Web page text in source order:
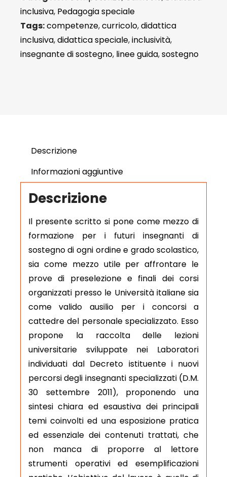
inclusiva, Pedagogia speciale
Tags:competenze,curricolo,didattica
inclusiva,didattica speciale,inclusività,
insegnante di sostegno, linee guida,sostegno
Descrizione
Informazioni aggiuntive
Descrizione
Il presente scritto si pone come mezzo di
formazione per i futuri insegnanti di
sostegno di ogni ordine e grado scolastico,
sia come mezzo utile per affrontare le
prove di preselezione e finali dei corsi
organizzati presso le Università italiane sia
come valido ausilio per i concorsi a
cattedre del personale specializzato. Esso
propone la raccolta delle lezioni
universitarie sviluppate nei Laboratori
individuati dal Decreto istituente i nuovi
percorsi degli insegnanti specializzati (D.M.
30 settembre 2011), proponendo una
sintesi chiara ed esaustiva dei principali
temi coinvolti ed una esposizione pratica
ed essenziale dei contenuti trattati, che
non manca di proporre al lettore
strumenti operativi ed esemplificazioni